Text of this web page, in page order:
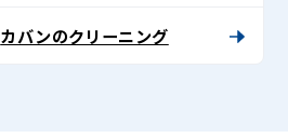
カバンのクリーニング